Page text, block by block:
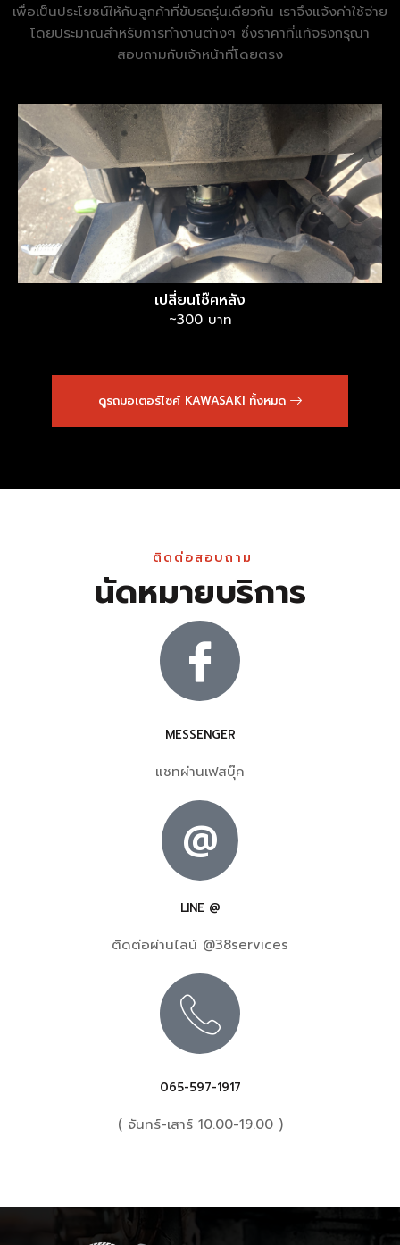
เพื่อเป็นประโยชน์ให้กับลูกค้าที่ขับรถรุ่นเดียวกัน เราจึงแจ้งค่าใช้จ่าย
โดยประมาณสำหรับการทำงานต่างๆ ซึ่งราคาที่แท้จริงกรุณา
สอบถามกับเจ้าหน้าที่โดยตรง
เปลี่ยนโช๊คหลัง
~300 บาท
ดูรถมอเตอร์ไซค์ KAWASAKI ทั้งหมด
ติดต่อสอบถาม
นัดหมายบริการ
MESSENGER
แชทผ่านเฟสบุ๊ค
@
LINE @
ติดต่อผ่านไลน์ @38services
065-597-1917
( จันทร์-เสาร์ 10.00-19.00 )